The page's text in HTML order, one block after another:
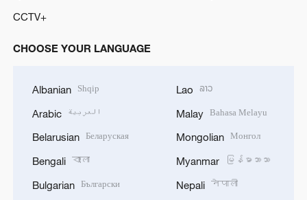
CCTV+
CHOOSE YOUR LANGUAGE
Albanian Shqip
Arabic العربية
Belarusian Беларуская
Bengali বাংলা
Bulgarian Български
Lao ລາວ
Malay Bahasa Melayu
Mongolian Монгол
Myanmar မြန်မာဘာသာ
Nepali नेपाली